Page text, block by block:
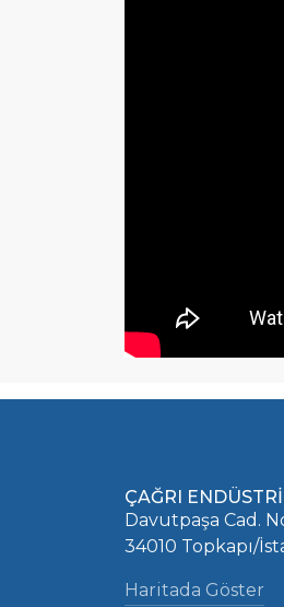
ÇAĞRI ENDÜSTRİ
Davutpaşa Cad.
34010 Topkapı/
Haritada Göster